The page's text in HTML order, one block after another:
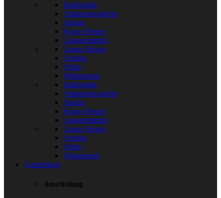
Bademode
Funktionswäsche
Jacken
Kurze Hosen
Langarmshirts
Lange Hosen
Schuhe
Shirts
Wintersport
Bademode
Funktionswäsche
Jacken
Kurze Hosen
Langarmshirts
Lange Hosen
Schuhe
Shirts
Wintersport
Ausrüstung
Ausrüstung